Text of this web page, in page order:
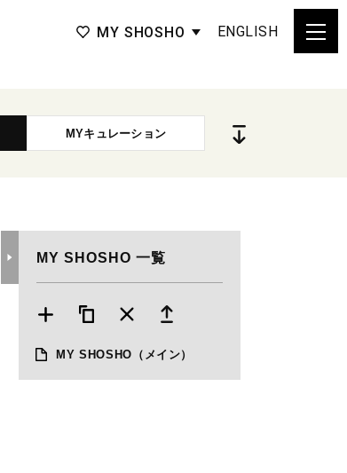
MY SHOSHO ENGLISH
MYキュレーション
MY SHOSHO 一覧
MY SHOSHO （メイン）